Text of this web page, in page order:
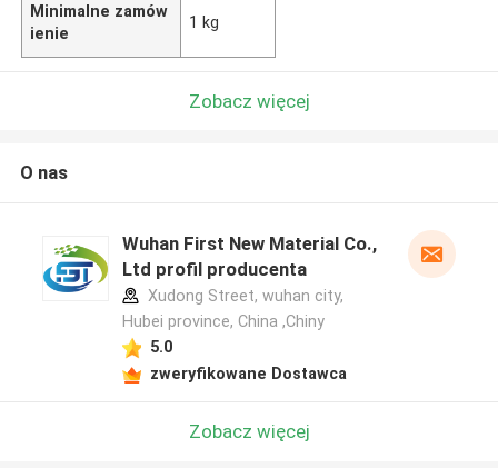
Minimalne zamów
ienie
1 kg
Zobacz więcej
O nas
Wuhan First New Material Co.,
Ltd profil producenta
Xudong Street, wuhan city,
Hubei province, China ,Chiny
5.0
zweryfikowane Dostawca
Zobacz więcej